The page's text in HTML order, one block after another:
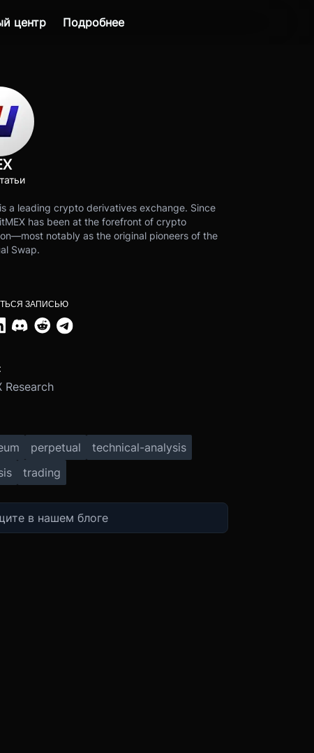
центр Подробнее
a leading crypto derivatives exchange. Since
has been at the forefront of crypto
notably as the original pioneers of the
Swap.
ЗАПИСЬЮ
Research
perpetual
technical-analysis
trading